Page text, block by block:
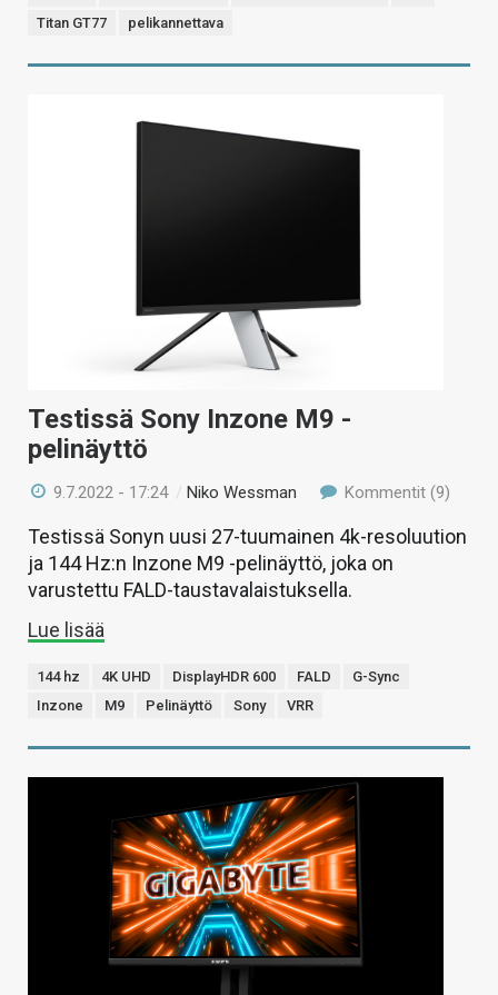
Titan GT77
pelikannettava
Testissä Sony Inzone M9 -
pelinäyttö
9.7.2022 - 17:24 /Niko Wessman Kommentit (9)
Testissä Sonyn uusi 27-tuumainen 4k-resoluution
ja 144 Hz:n Inzone M9 -pelinäyttö, joka on
varustettu FALD-taustavalaistuksella.
Lue lisää
144 hz 4K UHD DisplayHDR 600 FALD
G-Sync
Inzone
M9 Pelinäyttö Sony VRR